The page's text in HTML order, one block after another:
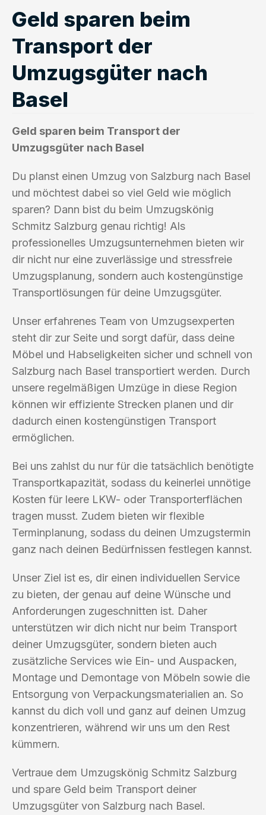
Geld sparen beim
Transport der
Umzugsgüter nach
Basel
Geld sparen beim Transport der
Umzugsgüter nach Basel
Du planst einen Umzug von Salzburg nach Basel
und möchtest dabei so viel Geld wie möglich
sparen? Dann bist du beim Umzugskönig
Schmitz Salzburg genau richtig! Als
professionelles Umzugsunternehmen bieten wir
dir nicht nur eine zuverlässige und stressfreie
Umzugsplanung, sondern auch kostengünstige
Transportlösungen für deine Umzugsgüter.
Unser erfahrenes Team von Umzugsexperten
steht dir zur Seite und sorgt dafür, dass deine
Möbel und Habseligkeiten sicher und schnell von
Salzburg nach Basel transportiert werden. Durch
unsere regelmäßigen Umzüge in diese Region
können wir effiziente Strecken planen und dir
dadurch einen kostengünstigen Transport
ermöglichen.
Bei uns zahlst du nur für die tatsächlich benötigte
Transportkapazität, sodass du keinerlei unnötige
Kosten für leere LKW- oder Transporterflächen
tragen musst. Zudem bieten wir flexible
Terminplanung, sodass du deinen Umzugstermin
ganz nach deinen Bedürfnissen festlegen kannst.
Unser Ziel ist es, dir einen individuellen Service
zu bieten, der genau auf deine Wünsche und
Anforderungen zugeschnitten ist. Daher
unterstützen wir dich nicht nur beim Transport
deiner Umzugsgüter, sondern bieten auch
zusätzliche Services wie Ein- und Auspacken,
Montage und Demontage von Möbeln sowie die
Entsorgung von Verpackungsmaterialien an. So
kannst du dich voll und ganz auf deinen Umzug
konzentrieren, während wir uns um den Rest
kümmern.
Vertraue dem Umzugskönig Schmitz Salzburg
und spare Geld beim Transport deiner
Umzugsgüter von Salzburg nach Basel.